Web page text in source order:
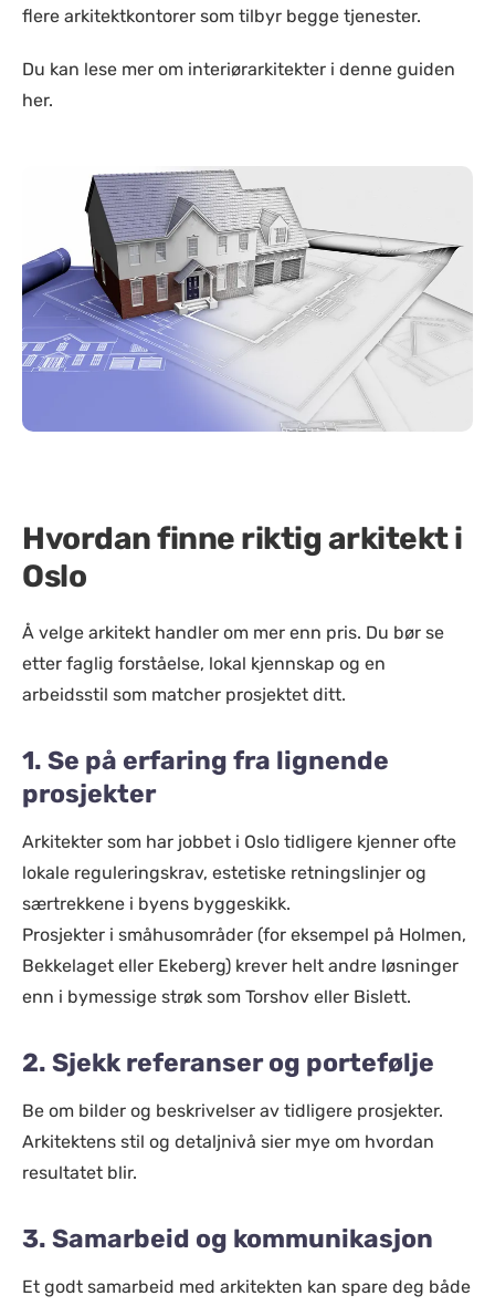
flere arkitektkontorer som tilbyr begge tjenester.
Du kan lese mer om interiørarkitekter i denne guiden
her.
Hvordan finne riktig arkitekt i
Oslo
Å velge arkitekt handler om mer enn pris. Du bør se
etter faglig forståelse, lokal kjennskap og en
arbeidsstil som matcher prosjektet ditt.
1. Se på erfaring fra lignende
prosjekter
Arkitekter som har jobbet i Oslo tidligere kjenner ofte
lokale reguleringskrav, estetiske retningslinjer og
særtrekkene i byens byggeskikk.
Prosjekter i småhusområder (for eksempel på Holmen,
Bekkelaget eller Ekeberg) krever helt andre løsninger
enn i bymessige strøk som Torshov eller Bislett.
2. Sjekk referanser og portefølje
Be om bilder og beskrivelser av tidligere prosjekter.
Arkitektens stil og detaljnivå sier mye om hvordan
resultatet blir.
3. Samarbeid og kommunikasjon
Et godt samarbeid med arkitekten kan spare deg både